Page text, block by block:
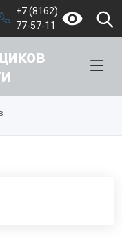
+7 (8162)
77-57-11